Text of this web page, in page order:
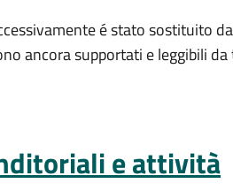
é stato sostituito
ancora supportati e leggibili
e attività